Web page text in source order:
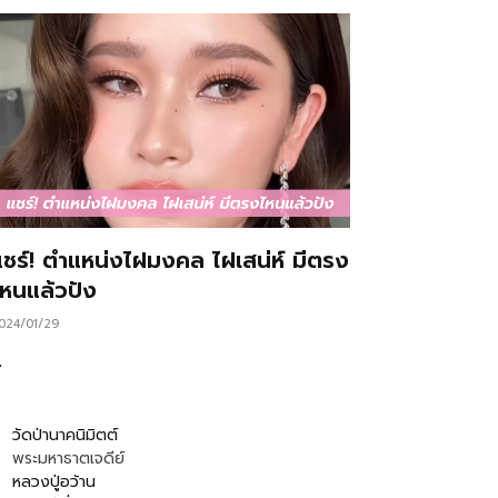
ร์! ตำแหน่งไฝมงคล ไฝเสน่ห์ มีตรง
นแล้วปัง
01/29
วัดป่านาคนิมิตต์
พระมหาธาตเจดีย์
หลวงปู่อว้าน